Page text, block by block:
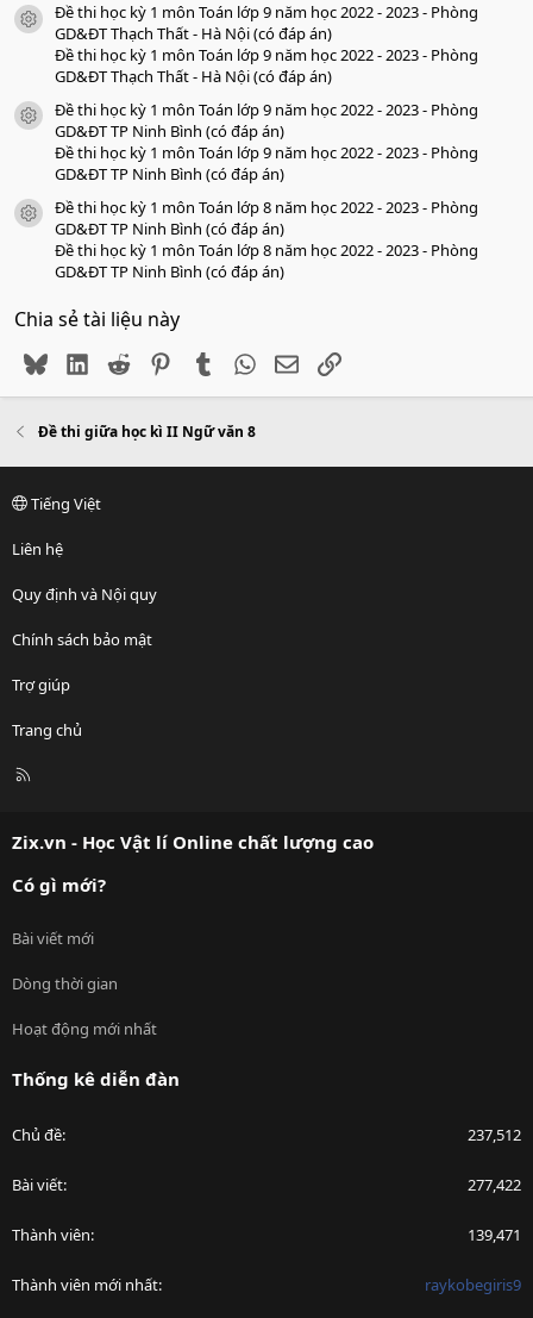
icon tài liệu
Đề thi học kỳ 1 môn Toán lớp 9 năm học 2022 - 2023 - Phòng
GD&ĐT Thạch Thất - Hà Nội (có đáp án)
Đề thi học kỳ 1 môn Toán lớp 9 năm học 2022 - 2023 - Phòng
GD&ĐT Thạch Thất - Hà Nội (có đáp án)
icon tài liệu
Đề thi học kỳ 1 môn Toán lớp 9 năm học 2022 - 2023 - Phòng
GD&ĐT TP Ninh Bình (có đáp án)
Đề thi học kỳ 1 môn Toán lớp 9 năm học 2022 - 2023 - Phòng
GD&ĐT TP Ninh Bình (có đáp án)
icon tài liệu
Đề thi học kỳ 1 môn Toán lớp 8 năm học 2022 - 2023 - Phòng
GD&ĐT TP Ninh Bình (có đáp án)
Đề thi học kỳ 1 môn Toán lớp 8 năm học 2022 - 2023 - Phòng
GD&ĐT TP Ninh Bình (có đáp án)
Chia sẻ tài liệu này
BlueskyLinkedIn
Reddit PinterestTumblr WhatsApp
EmailLink
Đề thi giữa học kì II Ngữ văn 8
Tiếng Việt
Liên hệ
Quy định và Nội quy
Chính sách bảo mật
Trợ giúp
Trang chủ
R
Zix.vn - Học Vật lí Online chất lượng cao
Có gì mới?
Bài viết mới
Dòng thời gian
Hoạt động mới nhất
Thống kê diễn đàn
Chủ đề 237,512
Bài viết 277,422
Thành viên 139,471
Thành viên mới nhất raykobegiris9